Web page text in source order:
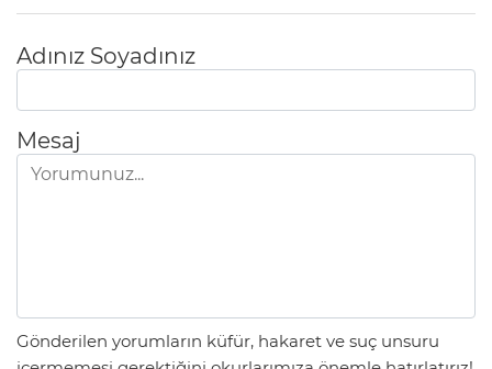
Adınız Soyadınız
Mesaj
Gönderilen yorumların küfür, hakaret ve suç unsuru